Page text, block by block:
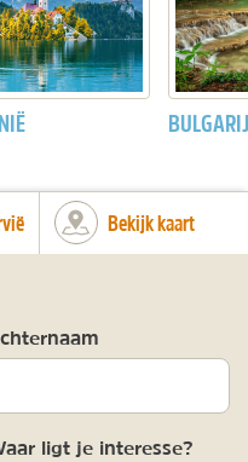
Bekijk kaart
ligt je interesse?